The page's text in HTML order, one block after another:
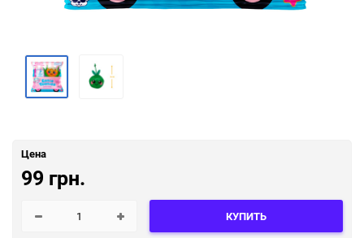
Цена
99 грн.
КУПИТЬ